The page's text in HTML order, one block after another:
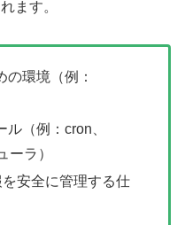
ます。
の環境（例：
（例：cron、
ーラ）
安全に管理する仕